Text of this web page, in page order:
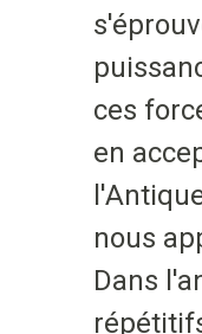
ces
en
nous
Dans